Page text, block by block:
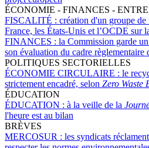
ÉCONOMIE - FINANCES -
FISCALITÉ : création d'un groupe
France, les États-Unis et l’OCDE sur
FINANCES : la Commission garde
son évaluation du cadre règlementaire
POLITIQUES SECTORIELLES
ÉCONOMIE CIRCULAIRE : le
strictement encadré, selon Zero Waste
ÉDUCATION
ÉDUCATION : à la veille de la
l'heure est au bilan
BRÈVES
MERCOSUR : les syndicats